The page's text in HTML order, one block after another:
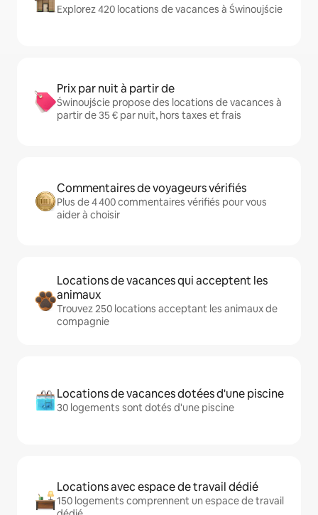
Explorez 420 locations de vacances à Świnoujście
Prix par nuit à partir de
Świnoujście propose des locations de vacances à
partir de 35 € par nuit, hors taxes et frais
Commentaires de voyageurs vérifiés
Plus de 4 400 commentaires vérifiés pour vous
aider à choisir
Locations de vacances qui acceptent les
animaux
Trouvez 250 locations acceptant les animaux de
compagnie
Locations de vacances dotées d'une piscine
30 logements sont dotés d'une piscine
Locations avec espace de travail dédié
150 logements comprennent un espace de travail